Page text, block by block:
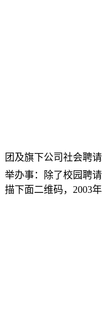
团及旗下公司社会聘
举办事：除了校园聘
描下面二维码，2003